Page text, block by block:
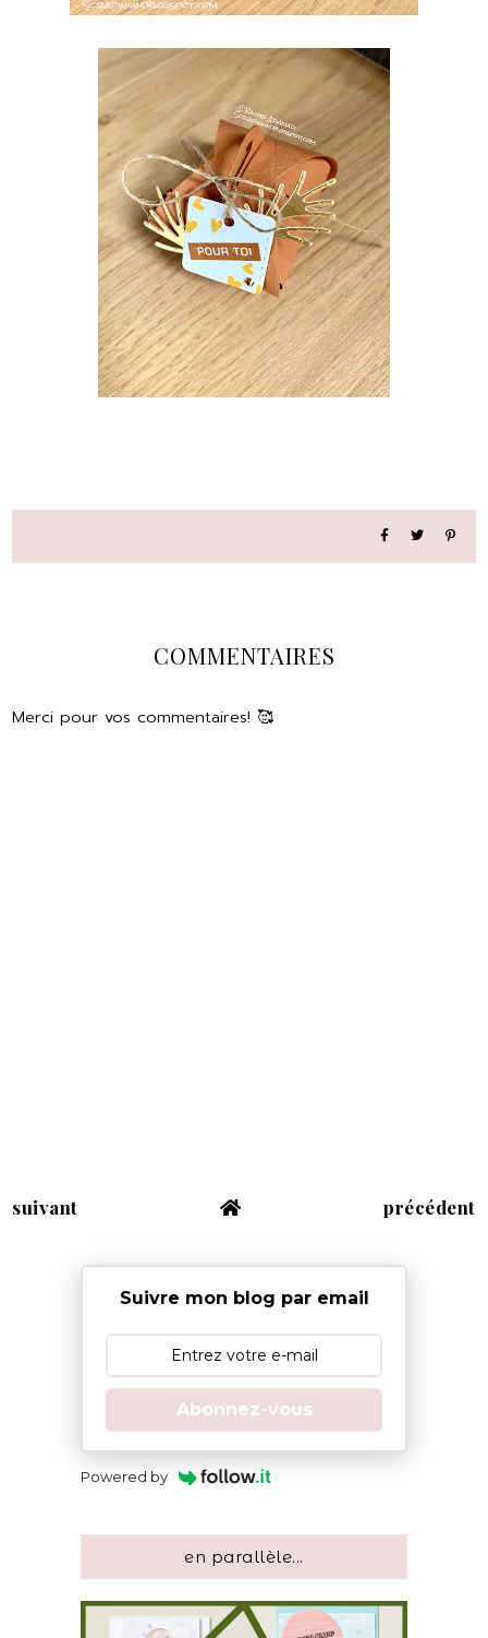
COMMENTAIRES
Merci pour vos commentaires! 🥰
suivant précédent
Suivre mon blog par email
Abonnez-vous
Powered by
en parallèle...